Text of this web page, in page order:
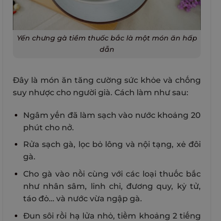
Yến chưng gà tiềm thuốc bắc là một món ăn hấp
dẫn
Đây là món ăn tăng cường sức khỏe và chống
suy nhược cho người già. Cách làm như sau:
Ngâm yến đã làm sạch vào nước khoảng 20
phút cho nở.
Rửa sạch gà, lọc bỏ lông và nội tạng, xẻ đôi
gà.
Cho gà vào nồi cùng với các loại thuốc bắc
như nhân sâm, linh chi, đương quy, kỷ tử,
táo đỏ… và nước vừa ngập gà.
Đun sôi rồi hạ lửa nhỏ, tiềm khoảng 2 tiếng